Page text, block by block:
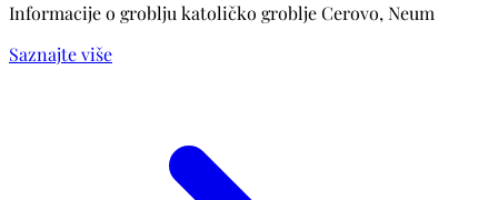
Informacije o groblju katoličko groblje Cerovo, Neum
Saznajte više